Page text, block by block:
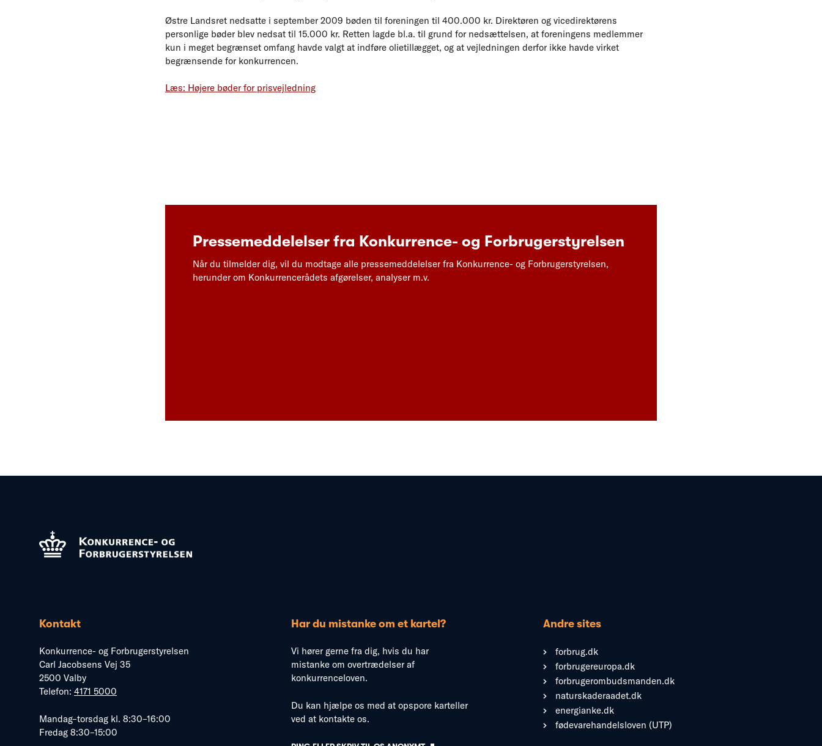
Østre Landsret nedsatte i september 2009 bøden til foreningen til 400.000 kr. Direktøren og vicedirektørens
personlige bøder blev nedsat til 15.000 kr. Retten lagde bl.a. til grund for nedsættelsen, at foreningens medlemmer
kun i meget begrænset omfang havde valgt at indføre olietillægget, og at vejledningen derfor ikke havde virket
begrænsende for konkurrencen.
Læs: Højere bøder for prisvejledning
Pressemeddelelser fra Konkurrence- og Forbrugerstyrelsen
Når du tilmelder dig, vil du modtage alle pressemeddelelser fra Konkurrence- og Forbrugerstyrelsen,
herunder om Konkurrencerådets afgørelser, analyser m.v.
Kontakt
Konkurrence- og Forbrugerstyrelsen
Carl Jacobsens Vej 35
2500 Valby
Telefon: 4171 5000
Mandag–torsdag kl. 8:30–16:00
Fredag 8:30–15:00
Har du mistanke om et kartel?
Vi hører gerne fra dig, hvis du har
mistanke om overtrædelser af
konkurrenceloven.
Du kan hjælpe os med at opspore karteller
ved at kontakte os.
Andre sites
forbrug.dk
forbrugereuropa.dk
forbrugerombudsmanden.dk
naturskaderaadet.dk
energianke.dk
fødevarehandelsloven (UTP)